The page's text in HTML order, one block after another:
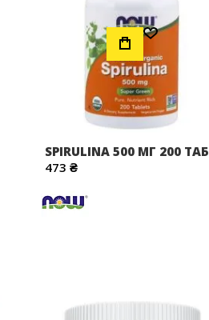
Додати до Списку Бажань
SPIRULINA 500 МГ 200 ТАБ
473 ₴